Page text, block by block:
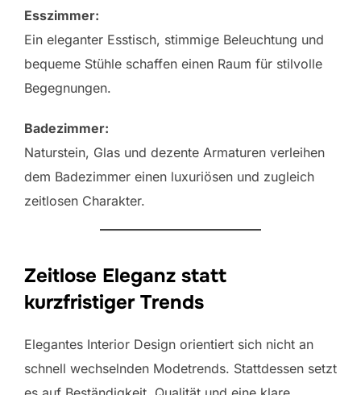
Esszimmer:
Ein eleganter Esstisch, stimmige Beleuchtung und
bequeme Stühle schaffen einen Raum für stilvolle
Begegnungen.
Badezimmer:
Naturstein, Glas und dezente Armaturen verleihen
dem Badezimmer einen luxuriösen und zugleich
zeitlosen Charakter.
Zeitlose Eleganz statt
kurzfristiger Trends
Elegantes Interior Design orientiert sich nicht an
schnell wechselnden Modetrends. Stattdessen setzt